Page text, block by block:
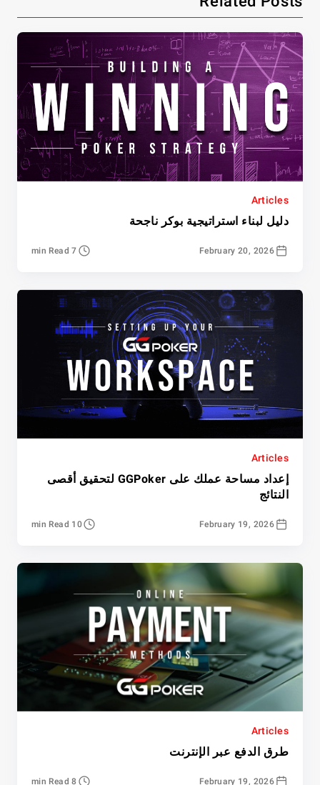
Articles
دليل لبناء استراتيجية بوكر ناجحة
February 20, 2026
7 min Read
Articles
إعداد مساحة عملك على GGPoker لتحقيق أقصى
النتائج
February 19, 2026
10 min Read
Articles
طرق الدفع عبر الإنترنت
February 19, 2026
8 min Read